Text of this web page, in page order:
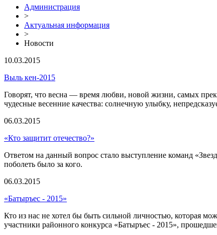
Администрация
>
Актуальная информация
>
Новости
10.03.2015
Выль кен-2015
Говорят, что весна — время любви, новой жизни, самых
чудесные весенние качества: солнечную улыбку,
06.03.2015
«Кто защитит отечество?»
Ответом на данный вопрос стало выступление команд
поболеть было за кого.
06.03.2015
«Батыръес - 2015»
Кто из нас не хотел бы быть сильной личностью, которая
участники районного конкурса «Батыръес - 2015»,